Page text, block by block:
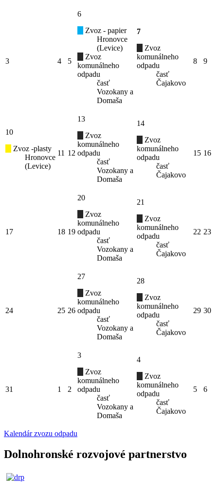
3 4 5
6
Zvoz - papier
Hronovce
(Levice)
Zvoz
komunálneho
odpadu
časť
Vozokany a
Domaša
7
Zvoz
komunálneho
odpadu
časť
Čajakovo
8 9
10
Zvoz -plasty
Hronovce
(Levice)
11 12
13
Zvoz
komunálneho
odpadu
časť
Vozokany a
Domaša
14
Zvoz
komunálneho
odpadu
časť
Čajakovo
15 16
17 18 19
20
Zvoz
komunálneho
odpadu
časť
Vozokany a
Domaša
21
Zvoz
komunálneho
odpadu
časť
Čajakovo
22 23
24 25 26
27
Zvoz
komunálneho
odpadu
časť
Vozokany a
Domaša
28
Zvoz
komunálneho
odpadu
časť
Čajakovo
29 30
31 1 2
3
Zvoz
komunálneho
odpadu
časť
Vozokany a
Domaša
4
Zvoz
komunálneho
odpadu
časť
Čajakovo
5 6
Kalendár zvozu odpadu
Dolnohronské rozvojové partnerstvo